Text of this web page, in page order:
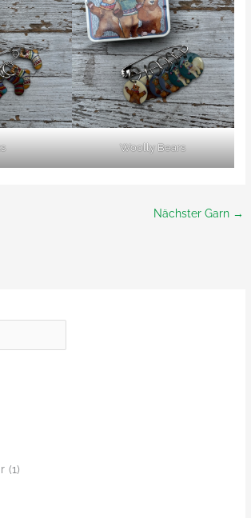
Woolly Bears
Nächster Garn →
(1)